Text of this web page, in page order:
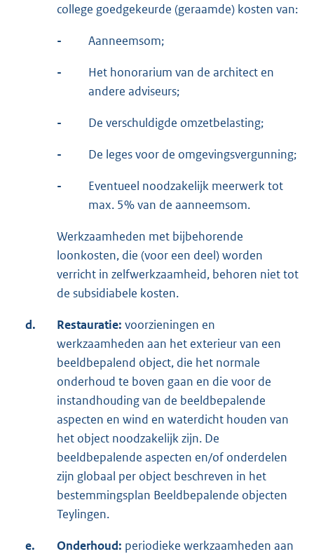
college goedgekeurde (geraamde) kosten van:
- Aanneemsom;
-
Het honorarium van de architect en
andere adviseurs;
- De verschuldigde omzetbelasting;
- De leges voor de omgevingsvergunning;
-
Eventueel noodzakelijk meerwerk tot
max. 5% van de aanneemsom.
Werkzaamheden met bijbehorende
loonkosten, die (voor een deel) worden
verricht in zelfwerkzaamheid, behoren niet tot
de subsidiabele kosten.
d. Restauratie: voorzieningen en
werkzaamheden aan het exterieur van een
beeldbepalend object, die het normale
onderhoud te boven gaan en die voor de
instandhouding van de beeldbepalende
aspecten en wind en waterdicht houden van
het object noodzakelijk zijn. De
beeldbepalende aspecten en/of onderdelen
zijn globaal per object beschreven in het
bestemmingsplan Beeldbepalende objecten
Teylingen.
e. Onderhoud: periodieke werkzaamheden aan